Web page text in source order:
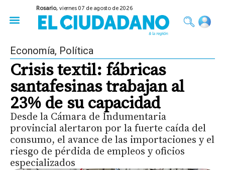
Rosario,viernes 07 de agosto de 2026
Economía, Política
Crisis textil: fábricas
santafesinas trabajan al
23% de su capacidad
Desde la Cámara de Indumentaria
provincial alertaron por la fuerte caída del
consumo, el avance de las importaciones y el
riesgo de pérdida de empleos y oficios
especializados